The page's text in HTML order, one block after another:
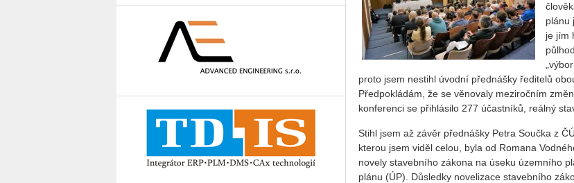
plánu
je jím
proto jsem nestihl úvodní přednášky ředitelů
Předpokládám, že se věnovaly meziročním
konferenci se přihlásilo 277 účastníků, reálný
Stihl jsem až závěr přednášky Petra Součka z
kterou jsem viděl celou, byla od Romana
novely stavebního zákona na úseku územního
plánu (ÚP). Důsledky novelizace stavebního